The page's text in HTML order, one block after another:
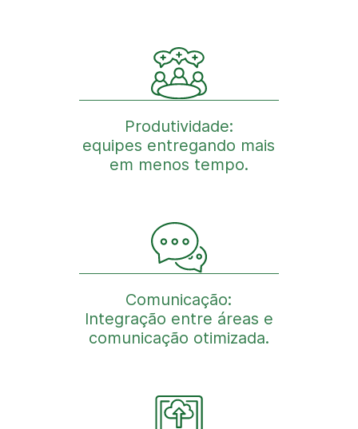
Produtividade:
equipes entregando mais
em menos tempo.
Comunicação:
Integração entre áreas e
comunicação otimizada.